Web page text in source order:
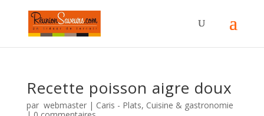
Recette poisson aigre doux
par webmaster| Caris - Plats, Cuisine & gastronomie